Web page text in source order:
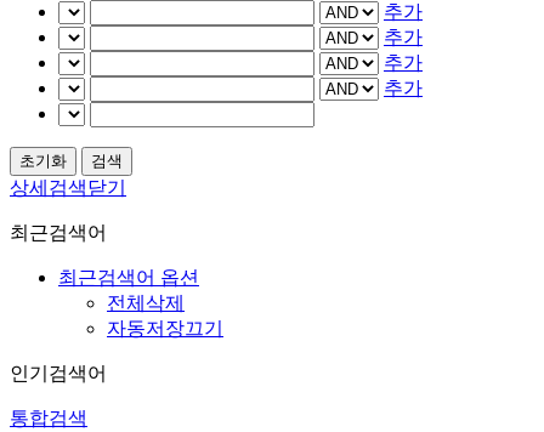
추가
추가
추가
추가
상세검색닫기
최근검색어
최근검색어 옵션
전체삭제
자동저장끄기
인기검색어
통합검색